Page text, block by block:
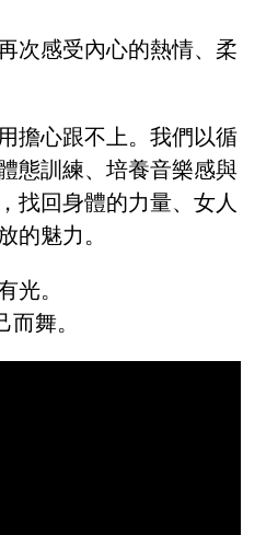
次感受內心的熱情、柔
擔心跟不上。我們以循
態訓練、培養音樂感與
找回身體的力量、女人
的魅力。
光。
舞。